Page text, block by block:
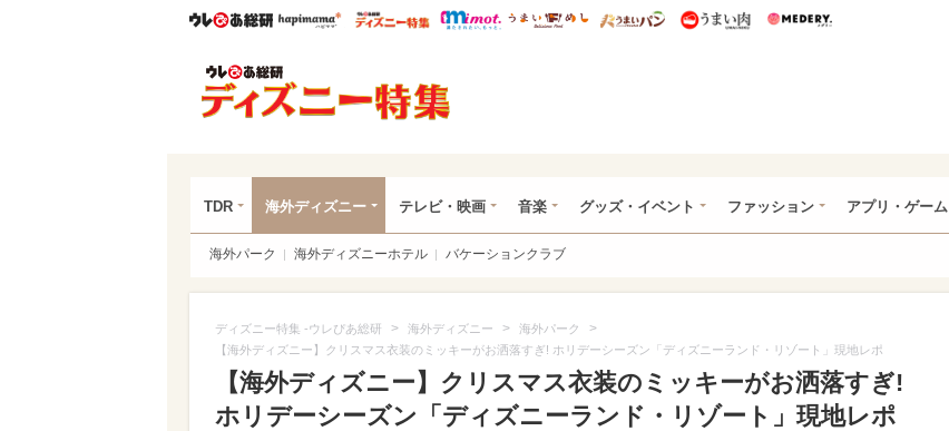
ウレぴあ総研ハピママ* ウレぴあ総研 ディズニー特集
mimot. うまいめし うまいパン うまい肉
TDR 海外ディズニー テレビ・映画 音楽 グッズ・イベント ファッション アプリ・ゲーム
海外パーク 海外ディズニーホテル バケーションクラブ
ディズニー特集 -ウレぴあ総研 > 海外ディズニー > 海外パーク >
【海外ディズニー】クリスマス衣装のミッキーがお洒落すぎ! ホリデーシーズン「ディズニーランド・リゾート」現地レポ
【海外ディズニー】クリスマス衣装のミッキーがお洒落すぎ!
ホリデーシーズン「ディズニーランド・リゾート」現地レポ